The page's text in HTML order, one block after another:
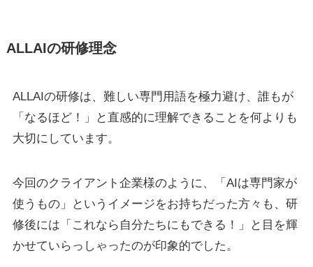
ALLAIの研修理念
ALLAIの研修は、難しい専門用語を極力避け、誰もが
「なるほど！」と直感的に理解できることを何よりも
大切にしています。
今回のクライアント企業様のように、「AIは専門家が
使うもの」というイメージをお持ちだった方々も、研
修後には「これなら自分たちにもできる！」と目を輝
かせていらっしゃったのが印象的でした。